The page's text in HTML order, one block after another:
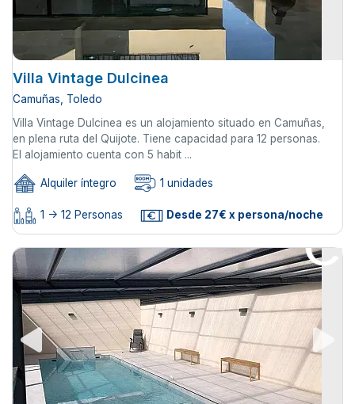
Villa Vintage Dulcinea
Camuñas, Toledo
Villa Vintage Dulcinea es un alojamiento situado en Camuñas,
en plena ruta del Quijote. Tiene capacidad para 12 personas.
El alojamiento cuenta con 5 habit ...
Alquiler íntegro 1 unidades
1 -> 12 Personas Desde 27€ x persona/noche